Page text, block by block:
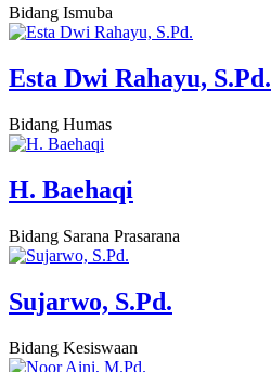
Bidang Ismuba
Esta Dwi Rahayu, S.Pd.
Bidang Humas
H. Baehaqi
Bidang Sarana Prasarana
Sujarwo, S.Pd.
Bidang Kesiswaan